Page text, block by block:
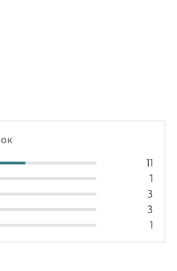
1
3
3
1
11